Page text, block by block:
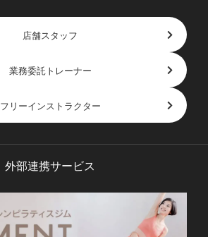
店舗スタッフ
業務委託トレーナー
フリーインストラクター
外部連携サービス